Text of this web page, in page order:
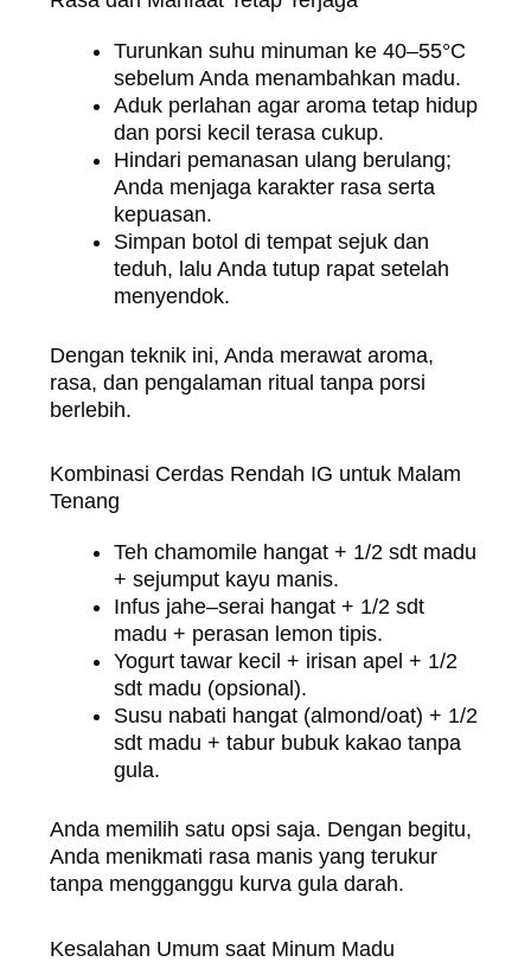
Turunkan suhu minuman ke 40–55°C
sebelum Anda menambahkan madu.
Aduk perlahan agar aroma tetap hidup
dan porsi kecil terasa cukup.
Hindari pemanasan ulang berulang;
Anda menjaga karakter rasa serta
kepuasan.
Simpan botol di tempat sejuk dan
teduh, lalu Anda tutup rapat setelah
menyendok.
Dengan teknik ini, Anda merawat aroma,
rasa, dan pengalaman ritual tanpa porsi
berlebih.
Kombinasi Cerdas Rendah IG untuk Malam
Tenang
Teh chamomile hangat + 1/2 sdt madu
+ sejumput kayu manis.
Infus jahe–serai hangat + 1/2 sdt
madu + perasan lemon tipis.
Yogurt tawar kecil + irisan apel + 1/2
sdt madu (opsional).
Susu nabati hangat (almond/oat) + 1/2
sdt madu + tabur bubuk kakao tanpa
gula.
Anda memilih satu opsi saja. Dengan begitu,
Anda menikmati rasa manis yang terukur
tanpa mengganggu kurva gula darah.
Kesalahan Umum saat Minum Madu